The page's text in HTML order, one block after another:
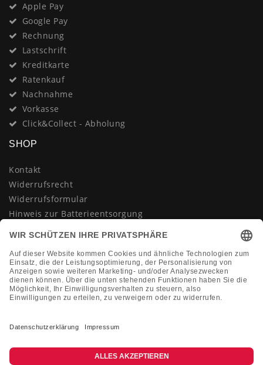
Apple Pay
Google Pay
Rechnung
Lastschrift
Kreditkarte
Ratenkauf
Nachnahme
Vorkasse
Click&Collect - Abholung
SHOP
Kontakt
Widerrufsrecht
Widerrufsformular
Hinweis zur Batterieentsorgung
Datenschutzerklärung
Impressum
Vertrag widerrufen
Montag-Freitag 10:00-18:00 Uhr
+49 (0)2133 210433
shop@dienadel.de